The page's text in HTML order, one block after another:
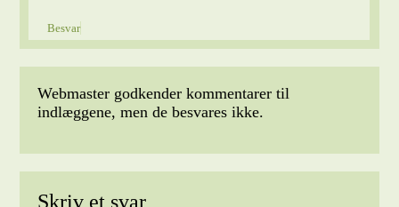
Besvar
Webmaster godkender kommentarer til
indlæggene, men de besvares ikke.
Skriv et svar